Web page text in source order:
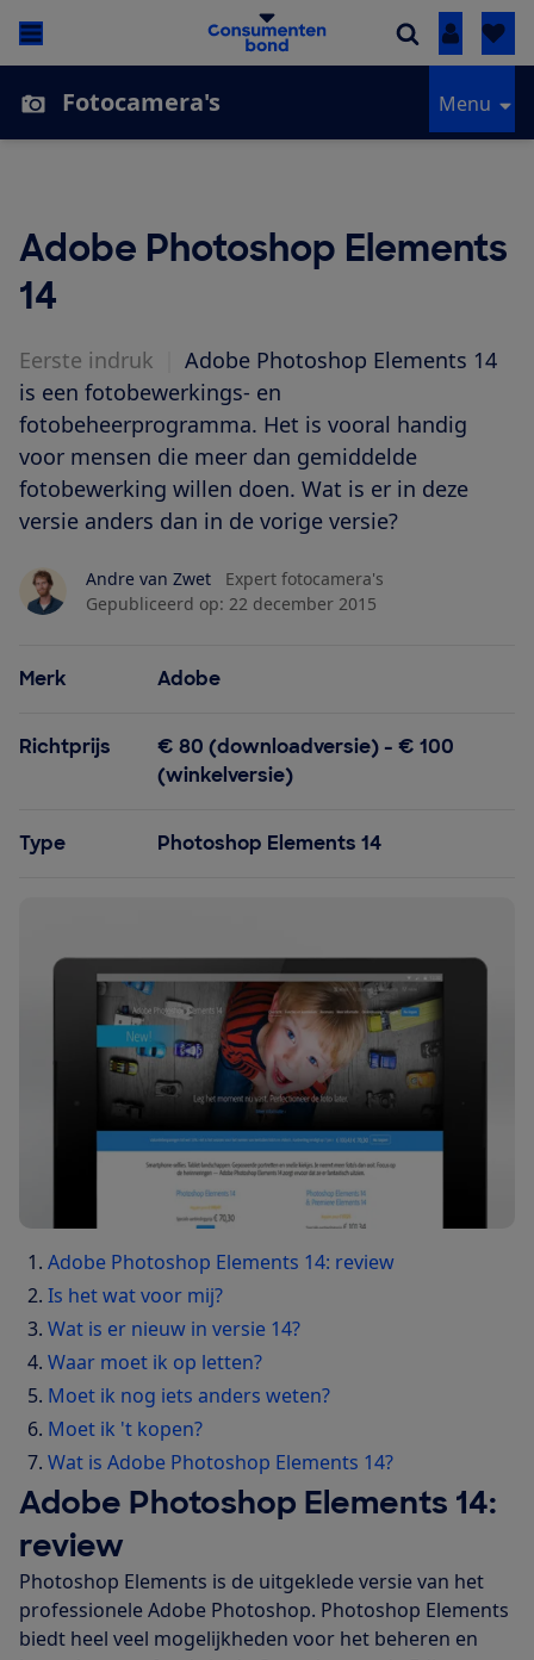
Inloggen
Fotocamera's Menu
Adobe Photoshop Elements
14
Eerste indruk
Adobe Photoshop Elements 14
is een fotobewerkings- en
fotobeheerprogramma. Het is vooral handig
voor mensen die meer dan gemiddelde
fotobewerking willen doen. Wat is er in deze
versie anders dan in de vorige versie?
Andre van Zwet
Expert fotocamera's
Gepubliceerd op: 22 december 2015
Merk Adobe
Richtprijs
€ 80 (downloadversie) - € 100
(winkelversie)
Type Photoshop Elements 14
Adobe Photoshop Elements 14: review
Is het wat voor mij?
Wat is er nieuw in versie 14?
Waar moet ik op letten?
Moet ik nog iets anders weten?
Moet ik 't kopen?
Wat is Adobe Photoshop Elements 14?
Adobe Photoshop Elements 14:
review
Photoshop Elements is de uitgeklede versie van het
professionele Adobe Photoshop. Photoshop Elements
biedt heel veel mogelijkheden voor het beheren en